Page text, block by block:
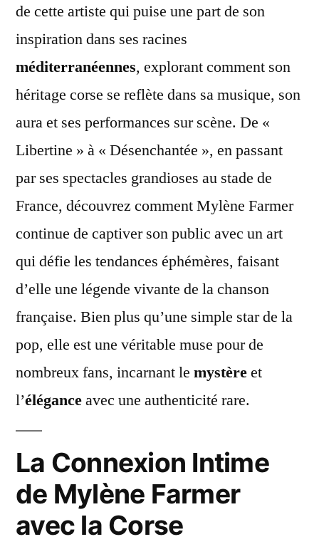
de cette artiste qui puise une part de son
inspiration dans ses racines
méditerranéennes, explorant comment son
héritage corse se reflète dans sa musique, son
aura et ses performances sur scène. De «
Libertine » à « Désenchantée », en passant
par ses spectacles grandioses au stade de
France, découvrez comment Mylène Farmer
continue de captiver son public avec un art
qui défie les tendances éphémères, faisant
d’elle une légende vivante de la chanson
française. Bien plus qu’une simple star de la
pop, elle est une véritable muse pour de
nombreux fans, incarnant le mystèreet
l’éléganceavec une authenticité rare.
La Connexion Intime
de Mylène Farmer
avec la Corse